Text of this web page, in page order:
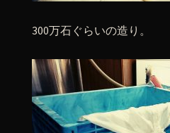
300万石ぐらいの造り。